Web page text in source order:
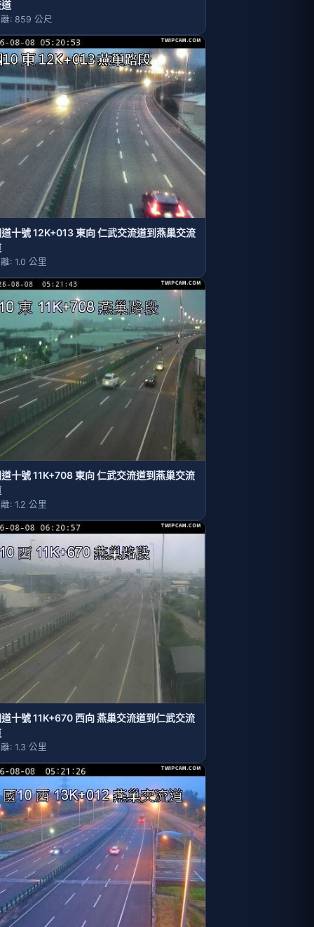
: 859 公尺
十號 12K+013 東向 仁武交流道到燕巢交流
: 1.0 公里
十號 11K+708 東向 仁武交流道到燕巢交流
: 1.2 公里
十號 11K+670 西向 燕巢交流道到仁武交流
: 1.3 公里